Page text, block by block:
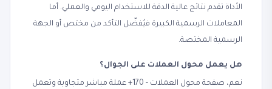
الأداة تقدم نتائج عالية الدقة للاستخدام اليومي والعملي. أما
المعاملات الرسمية الكبيرة فيُفضّل التأكد من مختص أو الجهة
الرسمية المختصة.
هل يعمل محول العملات على الجوال؟
نعم، صفحة محول العملات - 170+ عملة مباشر متجاوبة وتعمل